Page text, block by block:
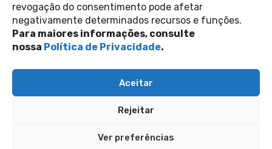
revogação do consentimento pode afetar
negativamente determinados recursos e funções.
Para maiores informações, consulte
nossa Política de Privacidade.
Aceitar
Rejeitar
Ver preferências
Contato
Política de Privacidade
Perguntas Frequentes
copyright 2026
Inscreva-se na nossa newsletter
siga-nos nas redes sociais